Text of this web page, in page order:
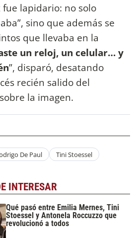
lapidario: no solo
sino que además se
que llevaba en la
un reloj, un celular… y
”, disparó, desatando
recién salido del
la imagen.
De Paul Tini Stoessel
INTERESAR
Qué pasó entre Emilia Mernes, Tini
Stoessel y Antonela Roccuzzo que
revolucionó a todos